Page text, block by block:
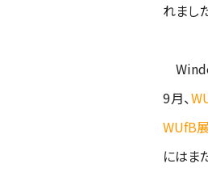
れまし
9月、
WUfB
にはま